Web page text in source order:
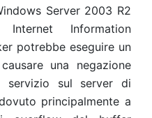
Server 2003 R2
Information
potrebbe eseguire un
una negazione
servizio sul server di
principalmente a